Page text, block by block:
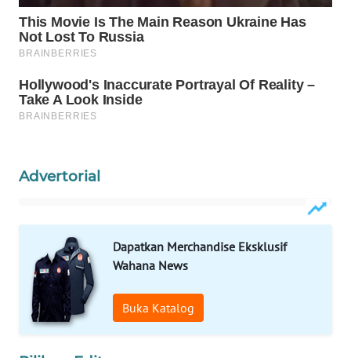
Advertorial
Dapatkan Merchandise Eksklusif
Wahana News
Buka Katalog
WAHANANEWS
ID
CO ID
WAHANA
UMKM
WAHANA
SELEB